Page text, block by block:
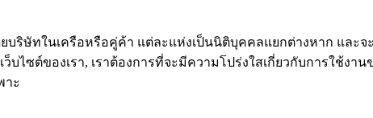
ษัทในเครือหรือคู่ค้า แต่ละแห่งเป็นนิติบุคคลแยกต่างหาก และจะเ
บไซต์ของเรา, เราต้องการที่จะมีความโปร่งใสเกี่ยวกับการใช้ง
าะ